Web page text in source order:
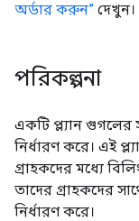
অর্ডার করুন” দেখুন।
পরিকল্পনা
একটি প্ল্যান গুগলের
নির্ধারণ করে। এই
গ্রাহকদের মধ্যে
তাদের গ্রাহকদের
নির্ধারণ করে।